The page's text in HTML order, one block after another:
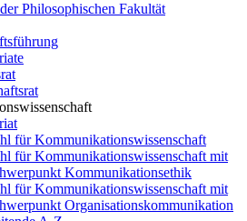
Philosophischen Fakultät
für Kommunikationswissenschaft
für Kommunikationswissenschaft mit
Kommunikationsethik
für Kommunikationswissenschaft mit
Organisationskommunikation